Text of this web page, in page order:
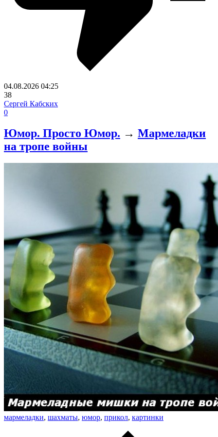
04.08.2026 04:25
38
Сергей Кабских
0
Юмор. Просто Юмор. → Мармеладки
на тропе войны
мармеладки, шахматы, юмор, прикол, картинки